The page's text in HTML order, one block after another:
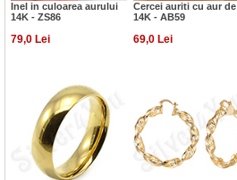
Inel in culoarea aurului
14K - ZS86
Cercei auriti cu aur de
14K - AB59
79,0 Lei 69,0 Lei